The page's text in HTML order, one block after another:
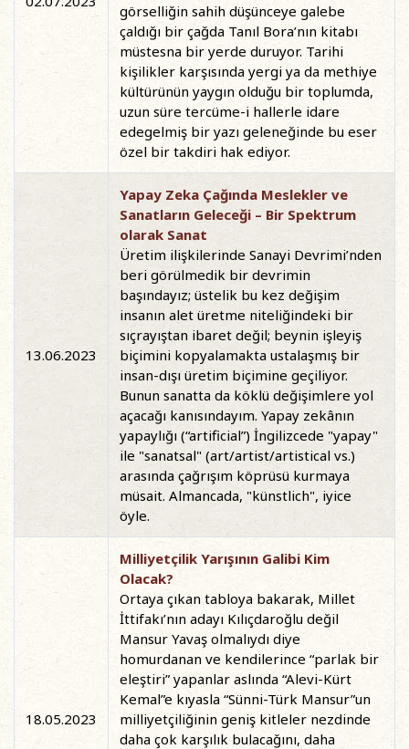
görselliğin sahih düşünceye galebe
çaldığı bir çağda Tanıl Bora’nın kitabı
müstesna bir yerde duruyor. Tarihi
kişilikler karşısında yergi ya da methiye
kültürünün yaygın olduğu bir toplumda,
uzun süre tercüme-i hallerle idare
edegelmiş bir yazı geleneğinde bu eser
özel bir takdiri hak ediyor.
13.06.2023
Yapay Zeka Çağında Meslekler ve
Sanatların Geleceği – Bir Spektrum
olarak Sanat
Üretim ilişkilerinde Sanayi Devrimi’nden
beri görülmedik bir devrimin
başındayız; üstelik bu kez değişim
insanın alet üretme niteliğindeki bir
sıçrayıştan ibaret değil; beynin işleyiş
biçimini kopyalamakta ustalaşmış bir
insan-dışı üretim biçimine geçiliyor.
Bunun sanatta da köklü değişimlere yol
açacağı kanısındayım. Yapay zekânın
yapaylığı (“artificial”) İngilizcede "yapay"
ile "sanatsal" (art/artist/artistical vs.)
arasında çağrışım köprüsü kurmaya
müsait. Almancada, "künstlich", iyice
öyle.
18.05.2023
Milliyetçilik Yarışının Galibi Kim
Olacak?
Ortaya çıkan tabloya bakarak, Millet
İttifakı’nın adayı Kılıçdaroğlu değil
Mansur Yavaş olmalıydı diye
homurdanan ve kendilerince “parlak bir
eleştiri” yapanlar aslında “Alevi-Kürt
Kemal”e kıyasla “Sünni-Türk Mansur”un
milliyetçiliğinin geniş kitleler nezdinde
daha çok karşılık bulacağını, daha